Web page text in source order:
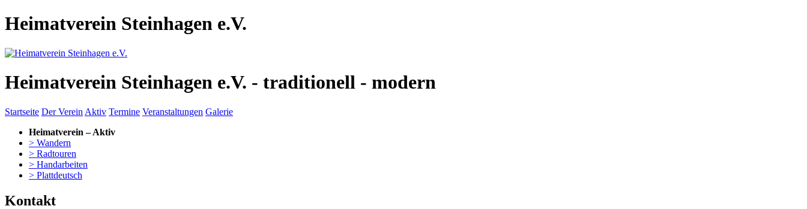
Heimatverein Steinhagen e.V.
Heimatverein Steinhagen e.V. - traditionell - modern
Startseite Der Verein Aktiv Termine Veranstaltungen Galerie
Heimatverein – Aktiv
> Wandern
> Radtouren
> Handarbeiten
> Plattdeutsch
Kontakt